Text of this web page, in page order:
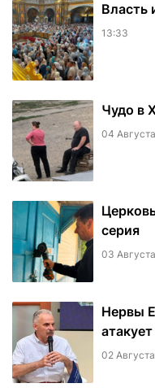
Власть
13:33
Чудо в
04
серия
03
Нервы
02